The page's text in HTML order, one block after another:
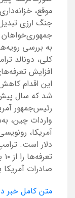
موقع،
جنگ ارزی
جمهوری‌خواهان
به بررسی
کلی، دونالد
افزایش
این اقدام
واردات چین،
دلار است.
صادرات
متن کامل خبر